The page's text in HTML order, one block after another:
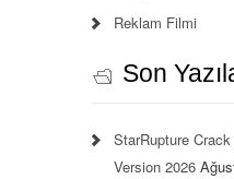
Reklam Filmi
Son
StarRupture
Version 2026